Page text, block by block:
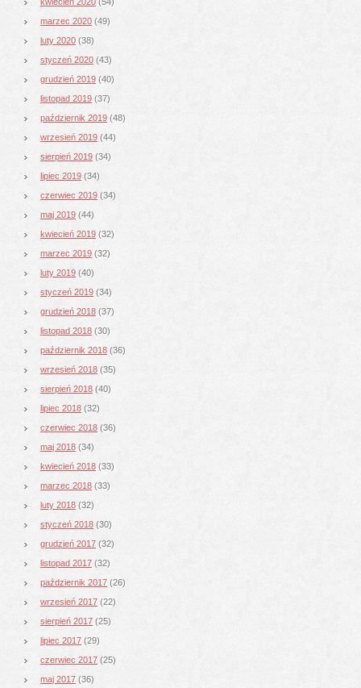
marzec 2020 (49)
luty 2020 (38)
styczeń 2020 (43)
grudzień 2019 (40)
listopad 2019 (37)
październik 2019 (48)
wrzesień 2019 (44)
sierpień 2019 (34)
lipiec 2019 (34)
czerwiec 2019 (34)
maj 2019 (44)
kwiecień 2019 (32)
marzec 2019 (32)
luty 2019 (40)
styczeń 2019 (34)
grudzień 2018 (37)
listopad 2018 (30)
październik 2018 (36)
wrzesień 2018 (35)
sierpień 2018 (40)
lipiec 2018 (32)
czerwiec 2018 (36)
maj 2018 (34)
kwiecień 2018 (33)
marzec 2018 (33)
luty 2018 (32)
styczeń 2018 (30)
grudzień 2017 (32)
listopad 2017 (32)
październik 2017 (26)
wrzesień 2017 (22)
sierpień 2017 (25)
lipiec 2017 (29)
czerwiec 2017 (25)
maj 2017 (36)